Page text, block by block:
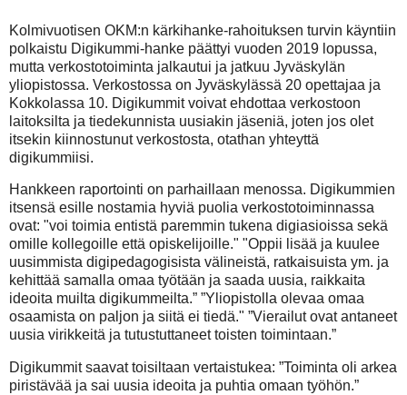
Kolmivuotisen OKM:n kärkihanke-rahoituksen turvin käyntiin
polkaistu Digikummi-hanke päättyi vuoden 2019 lopussa,
mutta verkostotoiminta jalkautui ja jatkuu Jyväskylän
yliopistossa. Verkostossa on Jyväskylässä 20 opettajaa ja
Kokkolassa 10. Digikummit voivat ehdottaa verkostoon
laitoksilta ja tiedekunnista uusiakin jäseniä, joten jos olet
itsekin kiinnostunut verkostosta, otathan yhteyttä
digikummiisi.
Hankkeen raportointi on parhaillaan menossa. Digikummien
itsensä esille nostamia hyviä puolia verkostotoiminnassa
ovat: "voi toimia entistä paremmin tukena digiasioissa sekä
omille kollegoille että opiskelijoille." "Oppii lisää ja kuulee
uusimmista digipedagogisista välineistä, ratkaisuista ym. ja
kehittää samalla omaa työtään ja saada uusia, raikkaita
ideoita muilta digikummeilta.” ”Yliopistolla olevaa omaa
osaamista on paljon ja siitä ei tiedä." ”Vierailut ovat antaneet
uusia virikkeitä ja tutustuttaneet toisten toimintaan.”
Digikummit saavat toisiltaan vertaistukea: ”Toiminta oli arkea
piristävää ja sai uusia ideoita ja puhtia omaan työhön.”